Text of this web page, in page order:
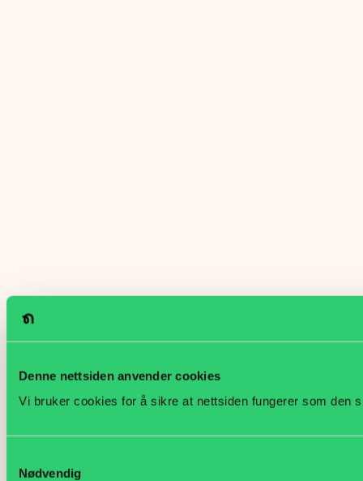
Denne nettsiden anvender cookies
Vi bruker cookies for å sikre at nettsiden fungerer som den
Nødvendig